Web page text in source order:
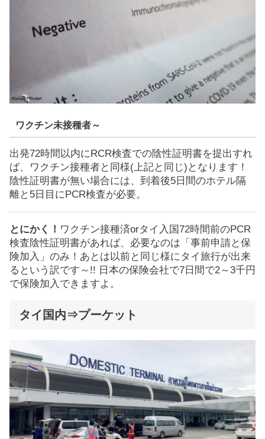
ワクチン未接種者～
出発72時間以内にRCR検査での陰性証明書を提出すれ
ば、ワクチン接種者と同様(上記と同じ)となります！
陰性証明書が無い場合には、到着後5日間のホテル隔
離と5日目にPCR検査が必要。
とにかく！ ワクチン接種済orタイ入国72時間前のPCR
検査陰性証明書があれば、必要なのは「事前申請と保
険加入」のみ！あとは以前と同じ様にタイ旅行が出来
るという訳です～!! 日本の保険会社で7日間で2～3千円
で保険加入できますよ。
タイ国内⇒プーケット